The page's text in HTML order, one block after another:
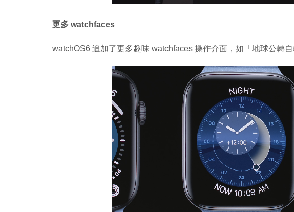
更多 watchfaces
watchOS6 追加了更多趣味 watchfaces 操作介面，如「地球公轉